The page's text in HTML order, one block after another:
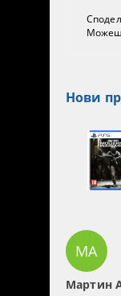
Можеш
Нови
МА
Мартин